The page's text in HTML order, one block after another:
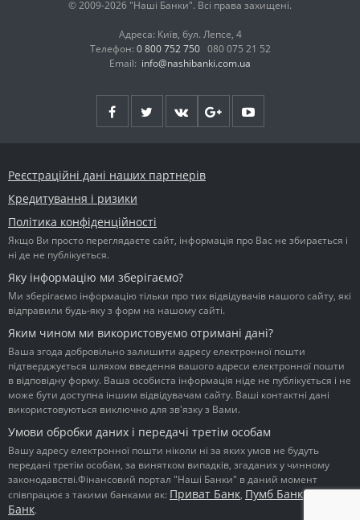
© 2009-2026 "Наші Банки". Всі права захищені.
Адреса: Київ, бул. Лепсе, 4
Телефон: 0 800 752 750 080 075 21 52
Email: info@nashibanki.com.ua
Реєстраційні дані наших партнерів
Кредитування і ризики
Політика конфіденційності
Якщо Ви просто переглядаєте сайт, інформація про Вас не збирається і
ні де не публікується.
Яку інформацію ми зберігаємо?
Ми зберігаємо інформацію тільки про тих відвідувачів нашого сайту, які
відправили будь-яку з форм на нашому сайті.
Яким чином ми використовуємо отримані дані?
Ваша згода добровільно залишити адресу електронної пошти
підтверджується шляхом введення вашого адреси електронної пошти
в відповідну форму. Ваша особиста інформація ніде не публікується і не
може бути доступна іншим відвідувачам сайту. Ваші контактні дані
використовуються виключно для зв'язку з Вами.
Умови обробки даних і передачі третім особам
Вашу адресу електронної пошти ніколи ні за яких умов не будуть
передані третім особам, за винятком випадків, згаданих у чинному
законодавстві.Фінансовий портал "Наші Банки" в даний момент
співпрацює з такими банками як: Приват Банк, Пумб Банк,Ідея
Банк.